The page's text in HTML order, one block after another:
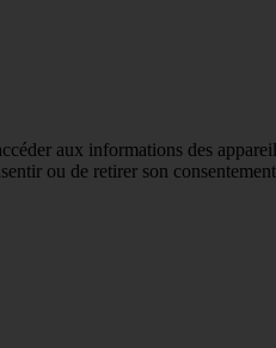
aux informations des
ou de retirer son